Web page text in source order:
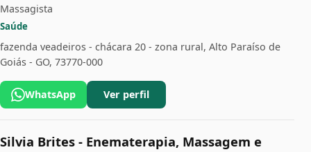
Massagista
Saúde
fazenda veadeiros - chácara 20 - zona rural, Alto Paraíso de
Goiás - GO, 73770-000
WhatsApp Ver perfil
Silvia Brites - Enematerapia, Massagem e